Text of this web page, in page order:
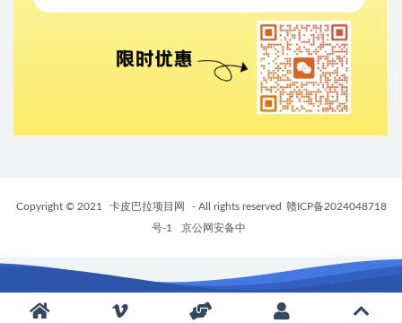
Copyright © 2021 卡皮巴拉项目网 - All rights reserved
赣ICP备2024048718
号-1
京公网安备中